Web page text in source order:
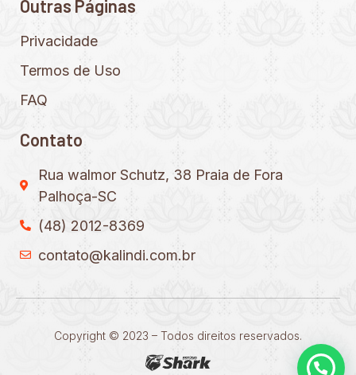
Outras Páginas
Privacidade
Termos de Uso
FAQ
Contato
Rua walmor Schutz, 38 Praia de Fora
Palhoça-SC
(48) 2012-8369
contato@kalindi.com.br
Copyright © 2023 – Todos direitos reservados.